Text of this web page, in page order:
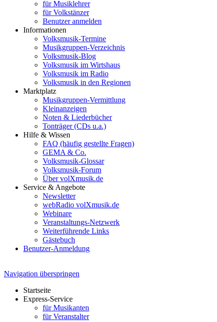
für Musiklehrer
für Volkstänzer
Benutzer anmelden
Informationen
Volksmusik-Termine
Musikgruppen-Verzeichnis
Volksmusik-Blog
Volksmusik im Wirtshaus
Volksmusik im Radio
Volksmusik in den Regionen
Marktplatz
Musikgruppen-Vermittlung
Kleinanzeigen
Noten & Liederbücher
Tonträger (CDs u.a.)
Hilfe & Wissen
FAQ (häufig gestellte Fragen)
GEMA & Co.
Volksmusik-Glossar
Volksmusik-Forum
Über volXmusik.de
Service & Angebote
Newsletter
webRadio volXmusik.de
Webinare
Veranstaltungs-Netzwerk
Weiterführende Links
Gästebuch
Benutzer-Anmeldung
Navigation überspringen
Startseite
Express-Service
für Musikanten
für Veranstalter